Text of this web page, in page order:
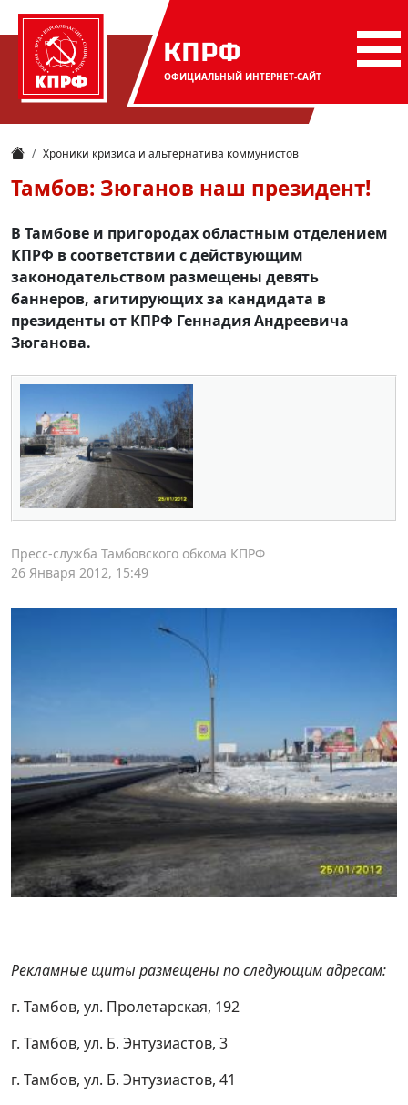
КПРФ
ОФИЦИАЛЬНЫЙ ИНТЕРНЕТ-САЙТ
Хроники кризиса и альтернатива коммунистов
Тамбов: Зюганов наш президент!
В Тамбове и пригородах областным отделением
КПРФ в соответствии с действующим
законодательством размещены девять
баннеров, агитирующих за кандидата в
президенты от КПРФ Геннадия Андреевича
Зюганова.
Пресс-служба Тамбовского обкома КПРФ
26 Января 2012, 15:49
Рекламные щиты размещены по следующим адресам:
г. Тамбов, ул. Пролетарская, 192
г. Тамбов, ул. Б. Энтузиастов, 3
г. Тамбов, ул. Б. Энтузиастов, 41